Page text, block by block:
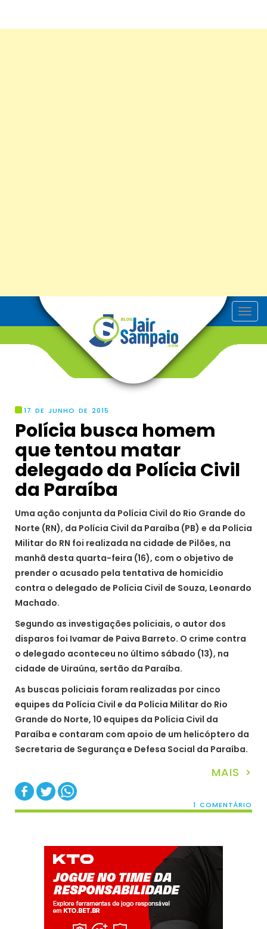
T
o
17 DE JUNHO DE 2015
Polícia busca homem
que tentou matar
delegado da Polícia Civil
da Paraíba
Uma ação conjunta da Polícia Civil do Rio Grande do
Norte (RN), da Polícia Civil da Paraíba (PB) e da Polícia
Militar do RN foi realizada na cidade de Pilões, na
manhã desta quarta-feira (16), com o objetivo de
prender o acusado pela tentativa de homicídio
contra o delegado de Polícia Civil de Souza, Leonardo
Machado.
Segundo as investigações policiais, o autor dos
disparos foi Ivamar de Paiva Barreto. O crime contra
o delegado aconteceu no último sábado (13), na
cidade de Uiraúna, sertão da Paraíba.
As buscas policiais foram realizadas por cinco
equipes da Polícia Civil e da Polícia Militar do Rio
Grande do Norte, 10 equipes da Polícia Civil da
Paraíba e contaram com apoio de um helicóptero da
Secretaria de Segurança e Defesa Social da Paraíba.
MAIS >
1 COMENTÁRIO